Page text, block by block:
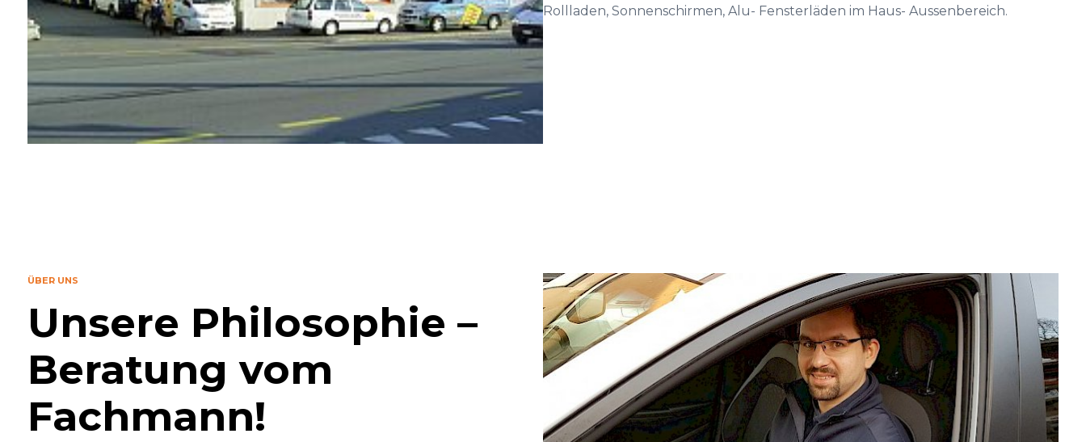
Rollladen, Sonnenschirmen, Alu- Fensterläden im Haus- Aussenbereich.
ÜBER UNS
Unsere Philosophie –
Beratung vom
Fachmann!